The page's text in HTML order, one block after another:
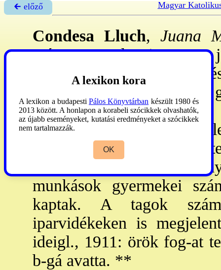
🡰 előző Magyar
Condesa Lluch, Juana
márc. 30.-Valencia, 1916.
családja jó nevelésben
érintette a vidékről a
kizsákmányolása, és
szerzetben ajánlja föl
megalapította a
Védelmezője
munkások gyermekei
kaptak. A tagok
iparvidékeken is
ideigl., 1911: örök fog-at
b-gá avatta. **
A lexikon kora
A lexikon a budapesti Pálos Könyvtárban készült 1980 és
2013 között. A honlapon a korabeli szócikkek olvashatók,
az újabb eseményeket, kutatási eredményeket a szócikkek
nem tartalmazzák.
OK